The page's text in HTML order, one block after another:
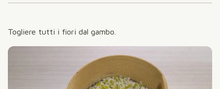
Togliere tutti i fiori dal gambo.